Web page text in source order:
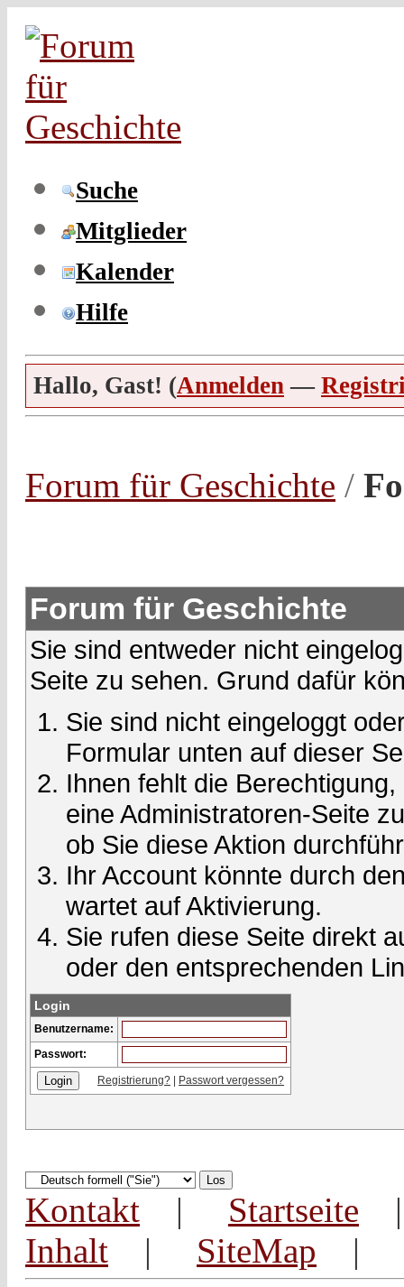
Suche
Mitglieder
Kalender
Hilfe
Hallo, Gast! (Anmelden —
Forum für Geschichte /
Forum für Geschichte
Sie sind entweder nicht
Seite zu sehen. Grund dafür
Sie sind nicht eingeloggt
Formular unten auf dieser
Ihnen fehlt die
eine Administratoren-Seite
ob Sie diese Aktion
Ihr Account könnte durch
wartet auf Aktivierung.
Sie rufen diese Seite direkt
oder den entsprechenden
Login
Benutzername:
Passwort:
Registrierung? Passwort vergessen?
Kontakt | Startseite
Inhalt | SiteMap |